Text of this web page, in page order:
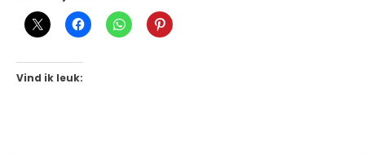
Vind ik leuk: